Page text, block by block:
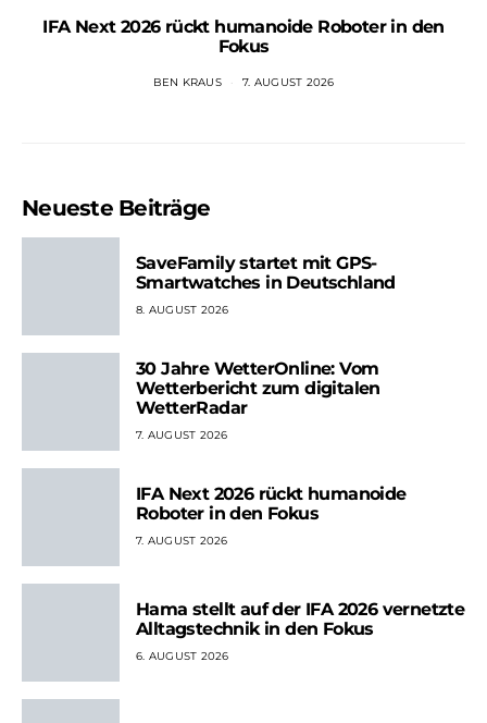
IFA Next 2026 rückt humanoide Roboter in den
Fokus
BEN KRAUS 7. AUGUST 2026
Neueste Beiträge
SaveFamily startet mit GPS-
Smartwatches in Deutschland
8. AUGUST 2026
30 Jahre WetterOnline: Vom
Wetterbericht zum digitalen
WetterRadar
7. AUGUST 2026
IFA Next 2026 rückt humanoide
Roboter in den Fokus
7. AUGUST 2026
Hama stellt auf der IFA 2026 vernetzte
Alltagstechnik in den Fokus
6. AUGUST 2026